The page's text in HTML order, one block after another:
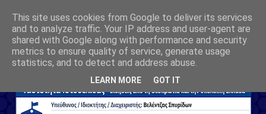
This site uses cookies from Google to deliver its services
and to analyze traffic. Your IP address and user-agent are
shared with Google along with performance and security
metrics to ensure quality of service, generate usage
statistics, and to detect and address abuse.
LEARN MORE GOT IT